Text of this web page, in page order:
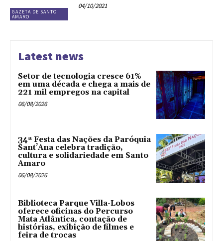
GAZETA DE SANTO
AMARO
04/10/2021
Latest news
Setor de tecnologia cresce 61%
em uma década e chega a mais de
221 mil empregos na capital
06/08/2026
34ª Festa das Nações da Paróquia
Sant’Ana celebra tradição,
cultura e solidariedade em Santo
Amaro
06/08/2026
Biblioteca Parque Villa-Lobos
oferece oficinas do Percurso
Mata Atlântica, contação de
histórias, exibição de filmes e
feira de trocas